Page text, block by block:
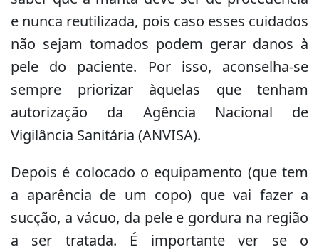
e nunca reutilizada, pois caso esses cuidados
não sejam tomados podem gerar danos à
pele do paciente. Por isso, aconselha-se
sempre priorizar àquelas que tenham
autorização da Agência Nacional de
Vigilância Sanitária (ANVISA).
Depois é colocado o equipamento (que tem
a aparência de um copo) que vai fazer a
sucção, a vácuo, da pele e gordura na região
a ser tratada. É importante ver se o